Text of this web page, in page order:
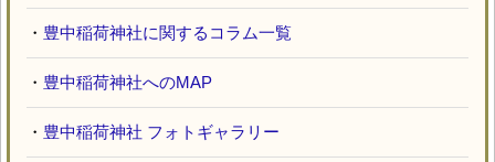
・ 豊中稲荷神社に関するコラム一覧
・ 豊中稲荷神社へのMAP
・ 豊中稲荷神社 フォトギャラリー